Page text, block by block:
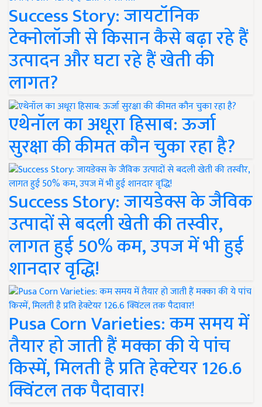
Success Story: जायटॉनिक
टेक्नोलॉजी से किसान कैसे बढ़ा रहे हैं
उत्पादन और घटा रहे हैं खेती की
लागत?
एथेनॉल का अधूरा हिसाब: ऊर्जा
सुरक्षा की कीमत कौन चुका रहा है?
Success Story: जायडेक्स के जैविक
उत्पादों से बदली खेती की तस्वीर,
लागत हुई 50% कम, उपज में भी हुई
शानदार वृद्धि!
Pusa Corn Varieties: कम समय में
तैयार हो जाती हैं मक्का की ये पांच
किस्में, मिलती है प्रति हेक्टेयर 126.6
क्विंटल तक पैदावार!